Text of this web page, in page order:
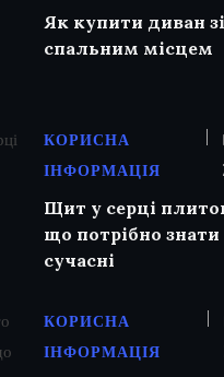
Як купити диван
спальним місцем
КОРИСНА
ІНФОРМАЦІЯ
Щит у серці
що потрібно знати
сучасні
КОРИСНА
ІНФОРМАЦІЯ